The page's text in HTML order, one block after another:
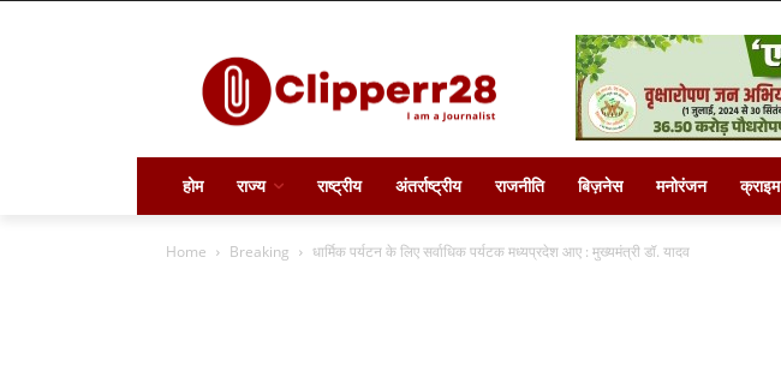
होम राज्य राष्ट्रीय अंतर्राष्ट्रीय राजनीति बिज़नेस मनोरंजन क्राइम
Home Breaking धार्मिक पर्यटन के लिए सर्वाधिक पर्यटक मध्यप्रदेश आए : मुख्यमंत्री डॉ. यादव